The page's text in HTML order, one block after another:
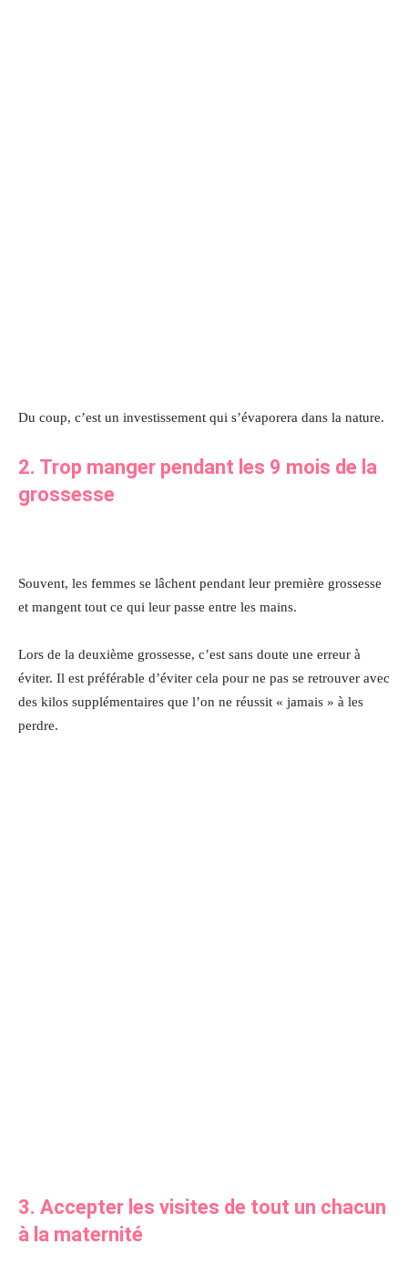
Du coup, c’est un investissement qui s’évaporera dans la nature.
2. Trop manger pendant les 9 mois de la
grossesse
Souvent, les femmes se lâchent pendant leur première grossesse
et mangent tout ce qui leur passe entre les mains.
Lors de la deuxième grossesse, c’est sans doute une erreur à
éviter. Il est préférable d’éviter cela pour ne pas se retrouver avec
des kilos supplémentaires que l’on ne réussit « jamais » à les
perdre.
3. Accepter les visites de tout un chacun
à la maternité